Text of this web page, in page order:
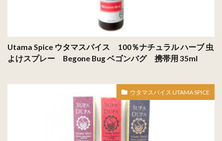
Utama Spice ウタマスパイス 100％ナチュラル ハーブ 虫
よけスプレー Begone Bug ベゴンバグ 携帯用 35ml
ウタマスパイス UTAMA SPICE